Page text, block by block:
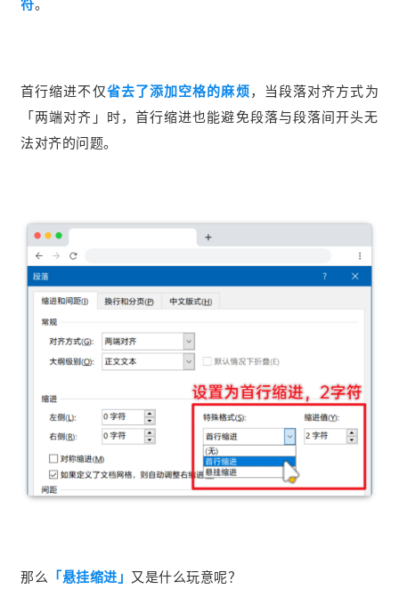
符。
首行缩进不仅省去了添加空格的麻烦，当段落对齐方式为
「两端对齐」时，首行缩进也能避免段落与段落间开头无
法对齐的问题。
那么 「悬挂缩进」 又是什么玩意呢？